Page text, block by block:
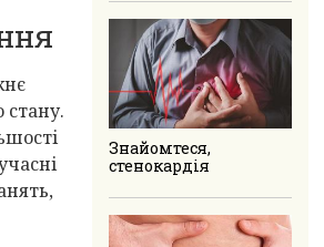
стану.
Знайомтеся,
стенокардія